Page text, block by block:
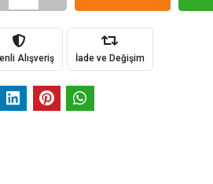
Alışveriş İade ve Değişim